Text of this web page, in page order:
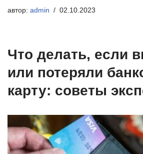
автор: admin 02.10.2023
Что делать, если
или потеряли
карту: советы